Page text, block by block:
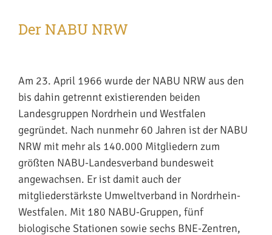
Der NABU NRW
Am 23. April 1966 wurde der NABU NRW aus den
bis dahin getrennt existierenden beiden
Landesgruppen Nordrhein und Westfalen
gegründet. Nach nunmehr 60 Jahren ist der NABU
NRW mit mehr als 140.000 Mitgliedern zum
größten NABU-Landesverband bundesweit
angewachsen. Er ist damit auch der
mitgliederstärkste Umweltverband in Nordrhein-
Westfalen. Mit 180 NABU-Gruppen, fünf
biologische Stationen sowie sechs BNE-Zentren,